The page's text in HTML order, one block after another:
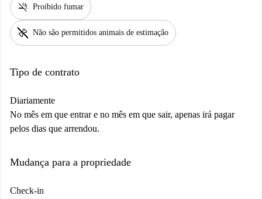
smoke_free Proibido fumar
pet_supplies Não são permitidos animais de estimação
Tipo de contrato
Diariamente
No mês em que entrar e no mês em que sair, apenas irá pagar
pelos dias que arrendou.
Mudança para a propriedade
Check-in